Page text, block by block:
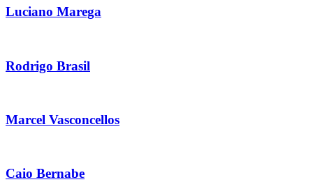
Luciano Marega
Rodrigo Brasil
Marcel Vasconcellos
Caio Bernabe